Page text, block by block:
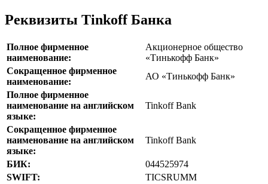
Реквизиты Tinkoff Банка
Полное фирменное
наименование:
Акционерное общество
«Тинькофф Банк»
Сокращенное фирменное
наименование:
АО «Тинькофф Банк»
Полное фирменное
наименование на английском
языке:
Tinkoff Bank
Сокращенное фирменное
наименование на английском
языке:
Tinkoff Bank
БИК:
044525974
SWIFT:
TICSRUMM